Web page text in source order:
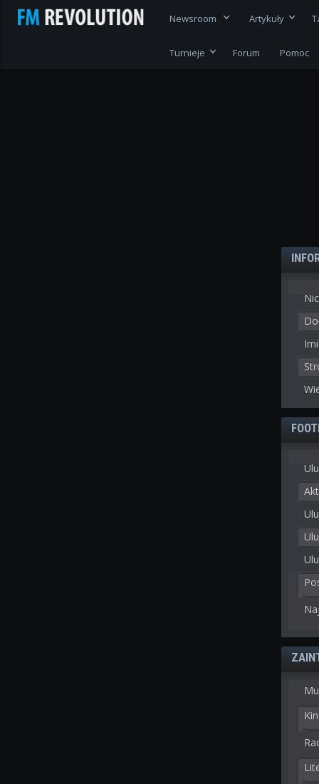
Newsroom Artykuły
Turnieje Forum Pomoc